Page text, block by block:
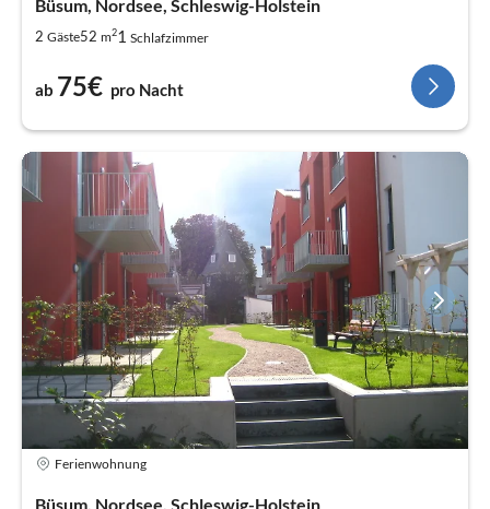
Büsum, Nordsee, Schleswig-Holstein
2 Gäste52 m21 Schlafzimmer
ab 75€ pro Nacht
Ferienwohnung
Büsum, Nordsee, Schleswig-Holstein